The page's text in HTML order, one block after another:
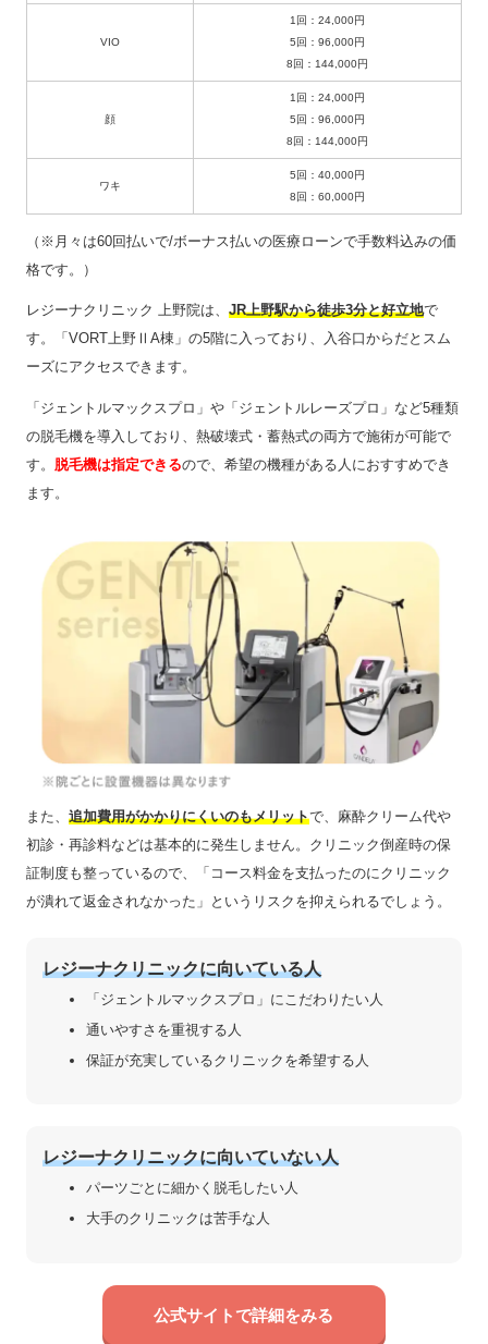
VIO
1回：24,000円
5回：96,000円
8回：144,000円
顔
1回：24,000円
5回：96,000円
8回：144,000円
ワキ
5回：40,000円
8回：60,000円
（※月々は60回払いで/ボーナス払いの医療ローンで手数料込みの価
格です。）
レジーナクリニック 上野院は、 JR上野駅から徒歩3分と好立地で
す。「VORT上野ⅡA棟」の5階に入っており、入谷口からだとスム
ーズにアクセスできます。
「ジェントルマックスプロ」や「ジェントルレーズプロ」など5種類
の脱毛機を導入しており、熱破壊式・蓄熱式の両方で施術が可能で
す。 脱毛機は指定できるので、希望の機種がある人におすすめでき
ます。
また、 追加費用がかかりにくいのもメリットで、麻酔クリーム代や
初診・再診料などは基本的に発生しません。クリニック倒産時の保
証制度も整っているので、「コース料金を支払ったのにクリニック
が潰れて返金されなかった」というリスクを抑えられるでしょう。
レジーナクリニックに向いている人
「ジェントルマックスプロ」にこだわりたい人
通いやすさを重視する人
保証が充実しているクリニックを希望する人
レジーナクリニックに向いていない人
パーツごとに細かく脱毛したい人
大手のクリニックは苦手な人
公式サイトで詳細をみる